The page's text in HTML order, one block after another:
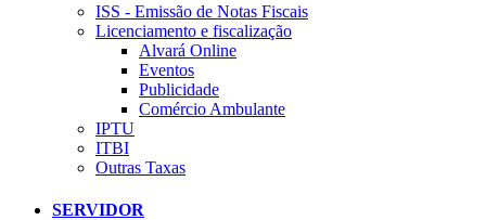
ISS - Emissão de Notas Fiscais
Licenciamento e fiscalização
Alvará Online
Eventos
Publicidade
Comércio Ambulante
IPTU
ITBI
Outras Taxas
SERVIDOR